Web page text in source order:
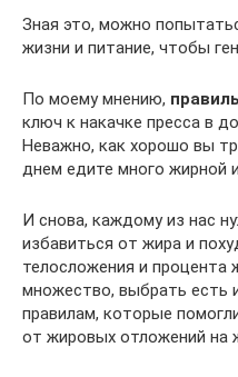
Зная это, можно
жизни и питание, чтобы
По моему мнению,
ключ к накачке пресса в
Неважно, как хорошо вы
днем едите много жирной
И снова, каждому из нас
избавиться от жира и
телосложения и процента
множество, выбрать есть
правилам, которые
от жировых отложений на